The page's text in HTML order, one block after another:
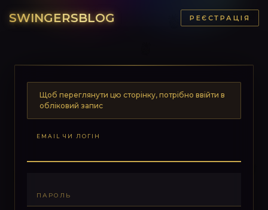
SWINGERSBLOG РЕЄСТРАЦІЯ
Щоб переглянути цю сторінку, потрібно ввійти в
обліковий запис
EMAIL ЧИ ЛОГІН
ПАРОЛЬ